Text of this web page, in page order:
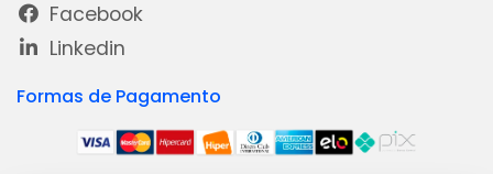
Facebook
Linkedin
Formas de Pagamento